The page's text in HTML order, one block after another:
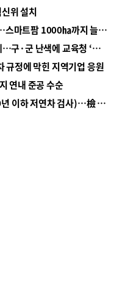
위 설치
■ 경남 농정 비전 ‘잘 사는 농촌’…스마트팜 1000㏊까지 늘린다
■ 교육혁신선도지 공모 코앞인데…구·군 난색에 교육청 ‘쩔쩔’
정에 막힌 지역기업 응원
연내 준공 수순
■ 검사 신분 버리고 직급하향(10년 이하 저연차 검사)…檢 중수청행 기피